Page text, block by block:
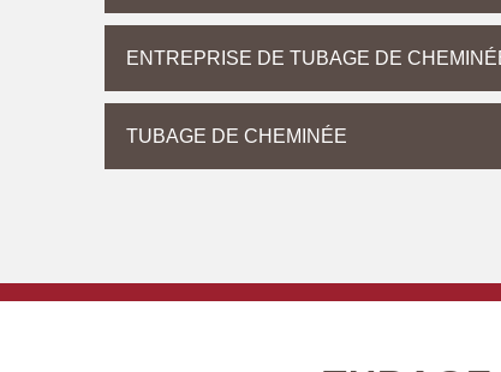
ENTREPRISE DE TUBAGE DE
TUBAGE DE CHEMINÉE